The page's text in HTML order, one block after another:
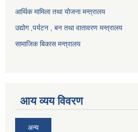
आर्थिक मामिला तथा योजना मन्त्रालय
उद्योग ,पर्यटन , बन तथा वातावरण मन्त्रालय
सामाजिक बिकास मन्त्रालय
आय व्यय विवरण
अन्य